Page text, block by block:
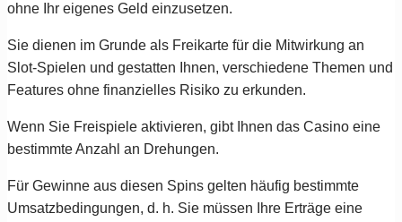
ohne Ihr eigenes Geld einzusetzen.
Sie dienen im Grunde als Freikarte für die Mitwirkung an
Slot-Spielen und gestatten Ihnen, verschiedene Themen und
Features ohne finanzielles Risiko zu erkunden.
Wenn Sie Freispiele aktivieren, gibt Ihnen das Casino eine
bestimmte Anzahl an Drehungen.
Für Gewinne aus diesen Spins gelten häufig bestimmte
Umsatzbedingungen, d. h. Sie müssen Ihre Erträge eine